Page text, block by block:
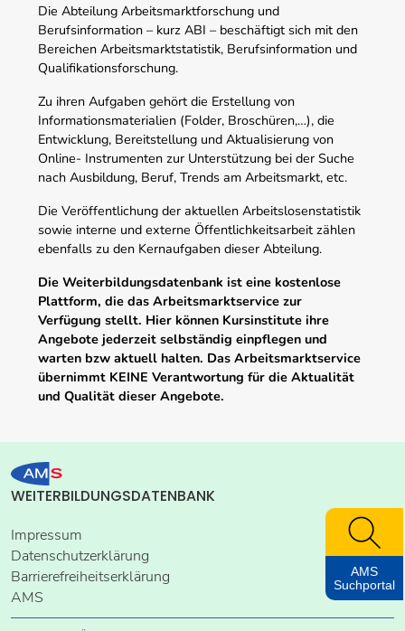
Die Abteilung Arbeitsmarktforschung und
Berufsinformation – kurz ABI – beschäftigt sich mit den
Bereichen Arbeitsmarktstatistik, Berufsinformation und
Qualifikationsforschung.
Zu ihren Aufgaben gehört die Erstellung von
Informationsmaterialien (Folder, Broschüren,…), die
Entwicklung, Bereitstellung und Aktualisierung von
Online- Instrumenten zur Unterstützung bei der Suche
nach Ausbildung, Beruf, Trends am Arbeitsmarkt, etc.
Die Veröffentlichung der aktuellen Arbeitslosenstatistik
sowie interne und externe Öffentlichkeitsarbeit zählen
ebenfalls zu den Kernaufgaben dieser Abteilung.
Die Weiterbildungsdatenbank ist eine kostenlose
Plattform, die das Arbeitsmarktservice zur
Verfügung stellt. Hier können Kursinstitute ihre
Angebote jederzeit selbständig einpflegen und
warten bzw aktuell halten. Das Arbeitsmarktservice
übernimmt KEINE Verantwortung für die Aktualität
und Qualität dieser Angebote.
WEITERBILDUNGSDATENBANK
Impressum
Datenschutzerklärung
Barrierefreiheitserklärung
AMS
AMS
Suchportal